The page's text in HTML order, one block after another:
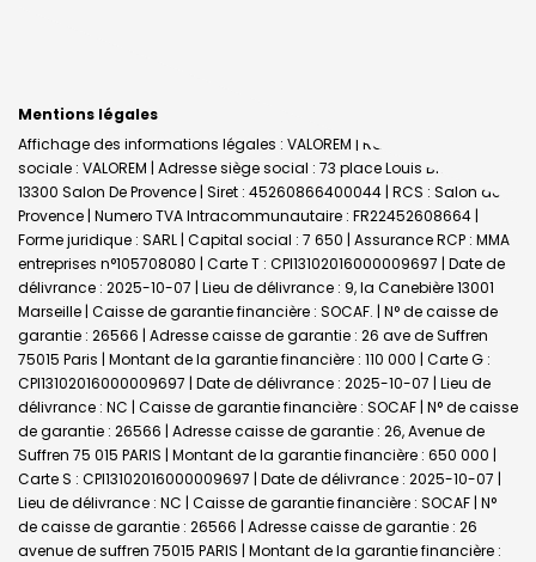
Mentions légales
Affichage des informations légales : VALOREM | Raison
sociale : VALOREM | Adresse siège social : 73 place Louis Blanc -
13300 Salon De Provence | Siret : 45260866400044 | RCS : Salon de
Provence | Numero TVA Intracommunautaire : FR22452608664 |
Forme juridique : SARL | Capital social : 7 650 | Assurance RCP : MMA
entreprises n°105708080 | Carte T : CPI13102016000009697 | Date de
délivrance : 2025-10-07 | Lieu de délivrance : 9, la Canebière 13001
Marseille | Caisse de garantie financière : SOCAF. | N° de caisse de
garantie : 26566 | Adresse caisse de garantie : 26 ave de Suffren
75015 Paris | Montant de la garantie financière : 110 000 | Carte G :
CPI13102016000009697 | Date de délivrance : 2025-10-07 | Lieu de
délivrance : NC | Caisse de garantie financière : SOCAF | N° de caisse
de garantie : 26566 | Adresse caisse de garantie : 26, Avenue de
Suffren 75 015 PARIS | Montant de la garantie financière : 650 000 |
Carte S : CPI13102016000009697 | Date de délivrance : 2025-10-07 |
Lieu de délivrance : NC | Caisse de garantie financière : SOCAF | N°
de caisse de garantie : 26566 | Adresse caisse de garantie : 26
avenue de suffren 75015 PARIS | Montant de la garantie financière :